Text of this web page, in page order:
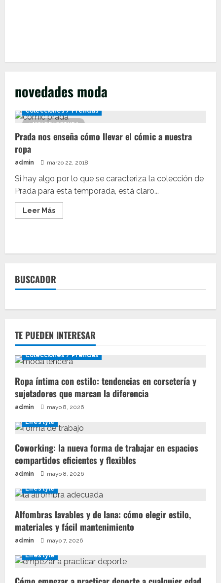
novedades moda
1 MIN DE LECTURA
Colecciones / Prendas
Prada nos enseña cómo llevar el cómic a nuestra
ropa
admin marzo 22, 2018
Si hay algo por lo que se caracteriza la colección de
Prada para esta temporada, está claro...
Leer MásLeer
más
cómic
BUSCADOR
TE PUEDEN INTERESAR
Colecciones / Prendas
Ropa íntima con estilo: tendencias en corsetería y
sujetadores que marcan la diferencia
admin mayo 8, 2026
Lifestyle
Coworking: la nueva forma de trabajar en espacios
compartidos eficientes y flexibles
admin mayo 8, 2026
Lifestyle
Alfombras lavables y de lana: cómo elegir estilo,
materiales y fácil mantenimiento
admin mayo 7, 2026
Lifestyle